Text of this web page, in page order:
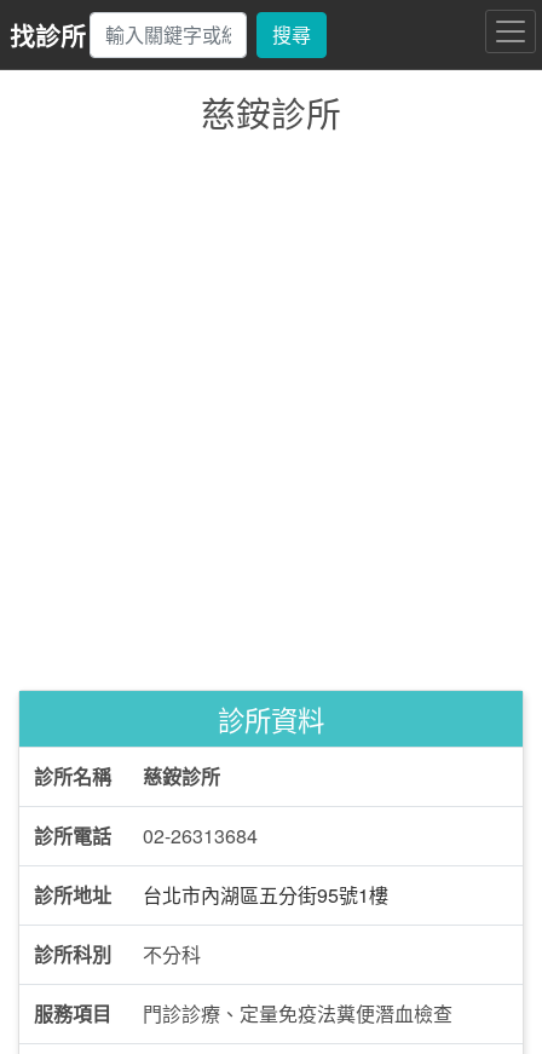
找診所 搜尋
慈銨診所
診所資料
診所名稱 慈銨診所
診所電話 02-26313684
診所地址 台北市內湖區五分街95號1樓
診所科別 不分科
服務項目 門診診療、定量免疫法糞便潛血檢查